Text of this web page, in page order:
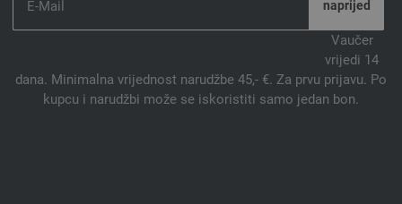
Vaučer
vrijedi 14
dana. Minimalna vrijednost narudžbe 45,- €. Za prvu prijavu. Po
kupcu i narudžbi može se iskoristiti samo jedan bon.